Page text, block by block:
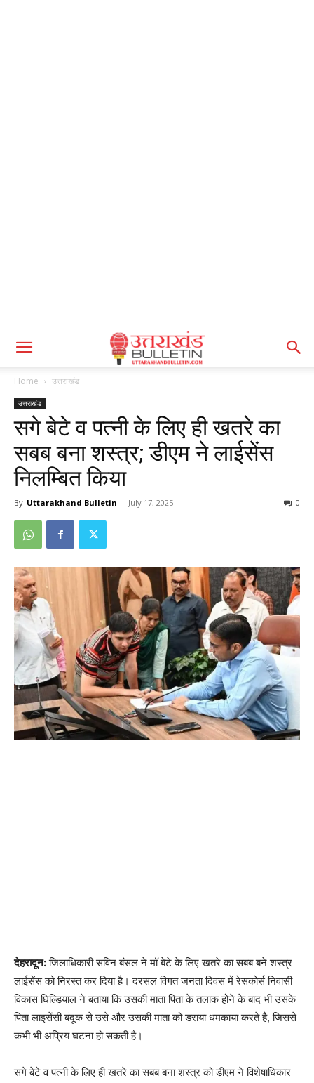
Home उत्तराखंड
उत्तराखंड
सगे बेटे व पत्नी के लिए ही खतरे का
सबब बना शस्त्र; डीएम ने लाईसेंस
निलम्बित किया
By Uttarakhand Bulletin - July 17, 2025 0
देहरादून:जिलाधिकारी सविन बंसल ने मॉ बेटे के लिए खतरे का सबब बने शस्त्र
लाईसेंस को निरस्त कर दिया है। दरसल विगत जनता दिवस में रेसकोर्स निवासी
विकास घिल्डियाल ने बताया कि उसकी माता पिता के तलाक होने के बाद भी उसके
पिता लाइसेंसी बंदूक से उसे और उसकी माता को डराया धमकाया करते है, जिससे
कभी भी अप्रिय घटना हो सकती है।
सगे बेटे व पत्नी के लिए ही खतरे का सबब बना शस्त्र को डीएम ने विशेषाधिकार